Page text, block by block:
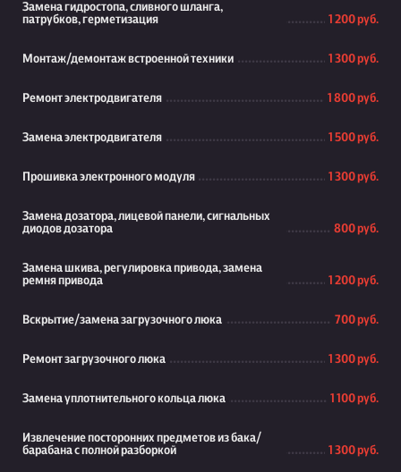
Замена гидростопа, сливного шланга,
патрубков, герметизация
1 200 руб.
Монтаж/демонтаж встроенной техники 1 300 руб.
Ремонт электродвигателя 1 800 руб.
Замена электродвигателя 1 500 руб.
Прошивка электронного модуля 1 300 руб.
Замена дозатора, лицевой панели, сигнальных
диодов дозатора
800 руб.
Замена шкива, регулировка привода, замена
ремня привода
1 200 руб.
Вскрытие/замена загрузочного люка 700 руб.
Ремонт загрузочного люка 1 300 руб.
Замена уплотнительного кольца люка 1 100 руб.
Извлечение посторонних предметов из бака/
барабана с полной разборкой
1 300 руб.